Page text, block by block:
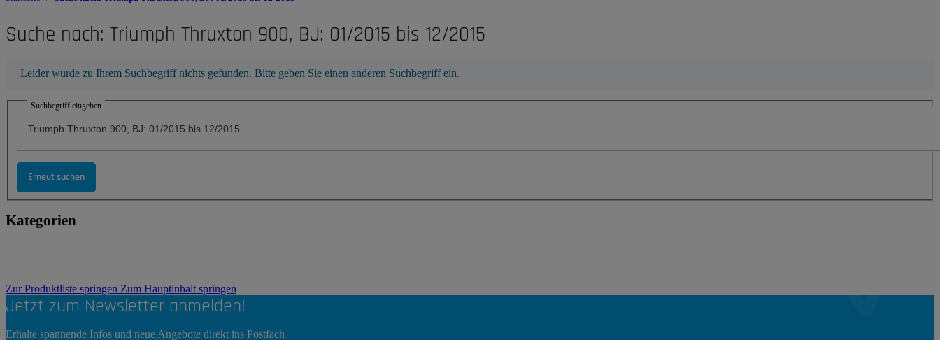
Suche nach: Triumph Thruxton 900, BJ: 01/2015 bis 12/2015
x
Leider wurde zu Ihrem Suchbegriff nichts gefunden. Bitte geben Sie einen anderen Suchbegriff ein.
Suchbegriff eingeben
Erneut suchen
Kategorien
Zur Produktliste springen Zum Hauptinhalt springen
Jetzt zum Newsletter anmelden!
Erhalte spannende Infos und neue Angebote direkt ins Postfach